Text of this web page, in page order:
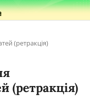
(ретракція)
(ретракція)